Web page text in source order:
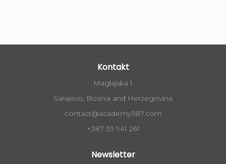
Kontakt
Maglajska 1
Sarajevo, Bosnia and Herzegovina
contact@academy387.com
+387 33 941 261
Newsletter